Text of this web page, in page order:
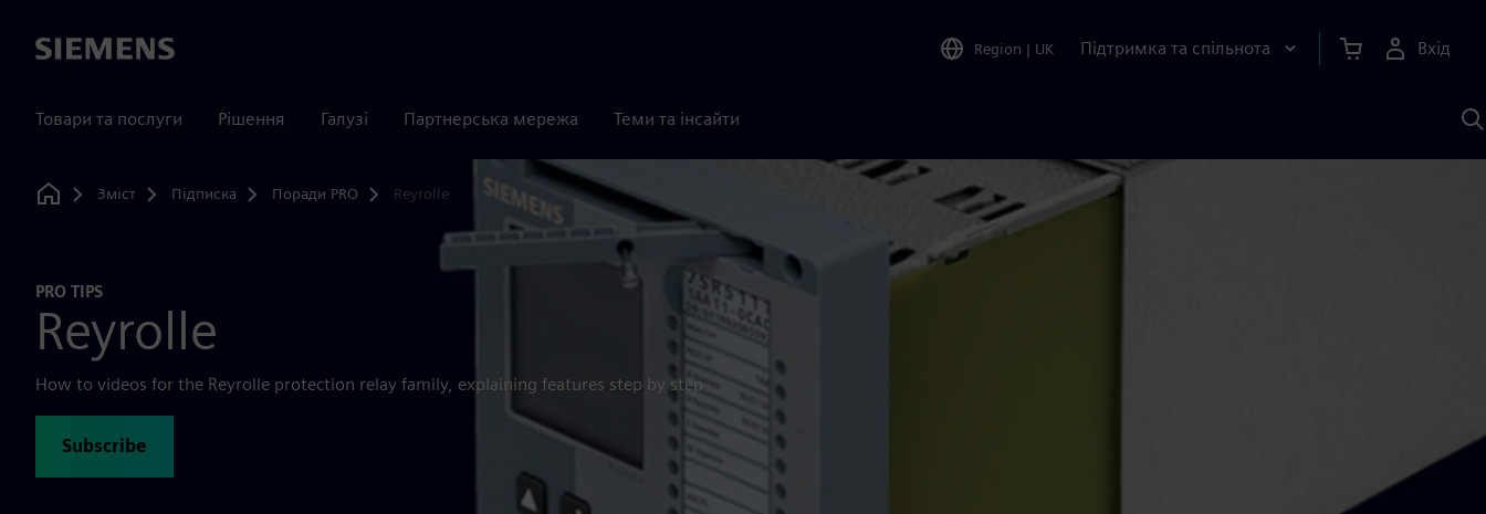
Siemens Region | UK Підтримка та спільнота Вхід
Товари та послуги Рішення Галузі Партнерська мережа Теми та інсайти
Home
Зміст Підписка Поради PRO Reyrolle
PRO TIPS
Reyrolle
How to videos for the Reyrolle protection relay family, explaining features step by step
Subscribe